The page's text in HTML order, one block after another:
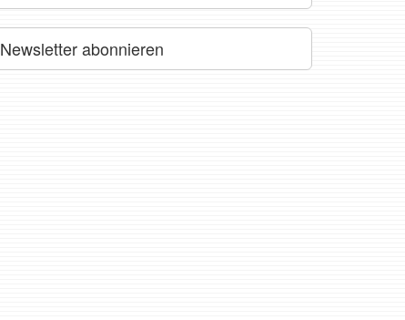
Newsletter abonnieren